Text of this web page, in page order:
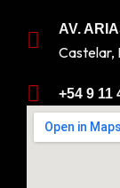
AV.
Castelar,
+54 9 11